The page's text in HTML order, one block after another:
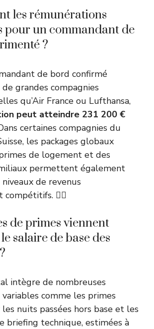
les rémunérations
pour un commandant de
?
de bord confirmé
grandes compagnies
qu’Air France ou Lufthansa,
peut atteindre 231 200 €
certaines compagnies du
les packages globaux
de logement et des
permettent également
niveaux de revenus
👨‍✈️
de primes viennent
salaire de base des
intègre de nombreuses
comme les primes
les nuits passées hors base et les
briefing technique, estimées à